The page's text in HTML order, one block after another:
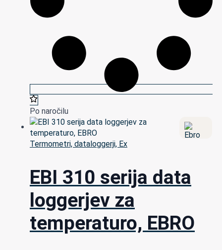
Po naročilu
Termometri, dataloggerji, Ex
EBI 310 serija data
loggerjev za
temperaturo, EBRO